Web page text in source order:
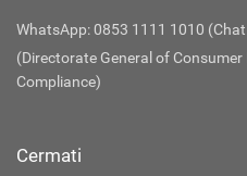
WhatsApp: 0853 1111 1010
(Directorate General of
Compliance)
Cermati